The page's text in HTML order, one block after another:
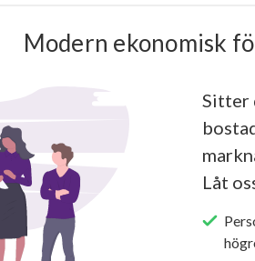
Modern ekonomisk
Sitter
Låt